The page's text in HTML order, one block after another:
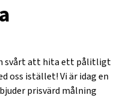
svårt att hita ett pålitligt
oss istället! Vi är idag en
prisvärd målning